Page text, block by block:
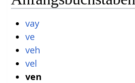
vay
ve
veh
vel
ven